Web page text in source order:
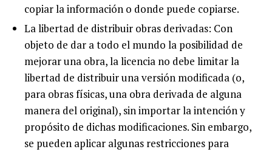
copiar la información o donde puede copiarse.
La libertad de distribuir obras derivadas: Con
objeto de dar a todo el mundo la posibilidad de
mejorar una obra, la licencia no debe limitar la
libertad de distribuir una versión modificada (o,
para obras físicas, una obra derivada de alguna
manera del original), sin importar la intención y
propósito de dichas modificaciones. Sin embargo,
se pueden aplicar algunas restricciones para